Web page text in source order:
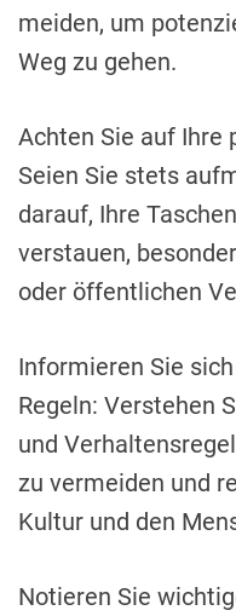
meiden, um
Weg zu gehen.
Achten Sie auf Ihre
Seien Sie stets
darauf, Ihre
verstauen,
oder öffentlichen
Informieren Sie
Regeln: Verstehen
und
zu vermeiden und
Kultur und den
Notieren Sie